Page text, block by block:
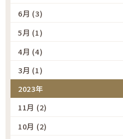
6月 (3)
5月 (1)
4月 (4)
3月 (1)
2023年
11月 (2)
10月 (2)